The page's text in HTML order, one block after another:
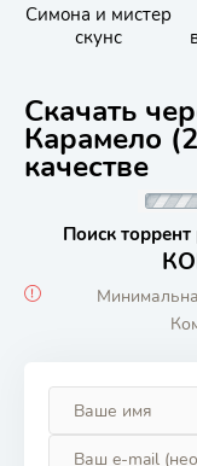
Симона и мистер
скунс
Скачать
Карамело
качестве
Поиск